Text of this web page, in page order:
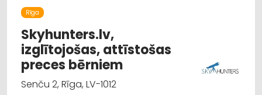
Rīga
Skyhunters.lv,
izglītojošas, attīstošas
preces bērniem
Senču 2, Rīga, LV-1012